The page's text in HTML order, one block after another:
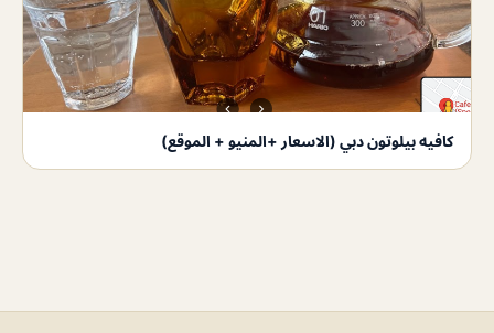
كافيه بيلوتون دبي (الاسعار +المنيو + الموقع)